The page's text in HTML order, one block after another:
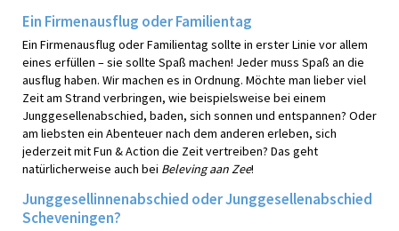
Ein Firmenausflug oder Familientag
Ein Firmenausflug oder Familientag sollte in erster Linie vor allem
eines erfüllen – sie sollte Spaß machen! Jeder muss Spaß an die
ausflug haben. Wir machen es in Ordnung. Möchte man lieber viel
Zeit am Strand verbringen, wie beispielsweise bei einem
Junggesellenabschied, baden, sich sonnen und entspannen? Oder
am liebsten ein Abenteuer nach dem anderen erleben, sich
jederzeit mit Fun & Action die Zeit vertreiben? Das geht
natürlicherweise auch bei Beleving aan Zee!
Junggesellinnenabschied oder Junggesellenabschied
Scheveningen?